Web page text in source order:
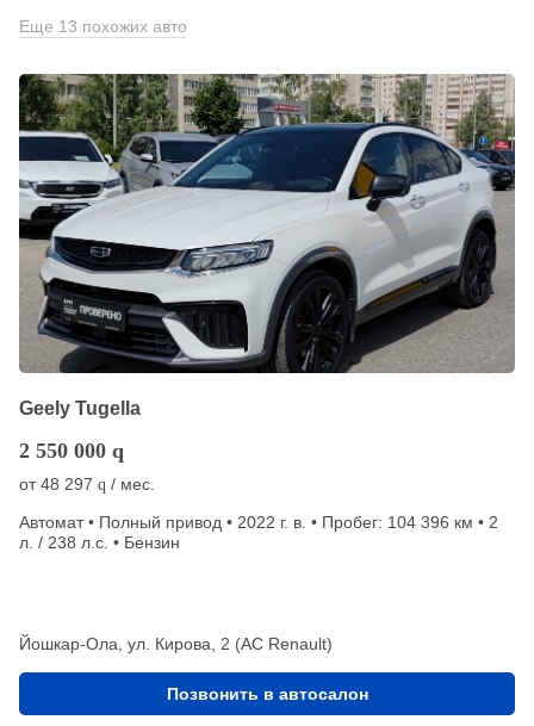
Еще 13 похожих авто
Geely Tugella
2 550 000 q
от48 297 q / мес.
Автомат • Полный привод • 2022 г. в. • Пробег: 104 396 км • 2
л. / 238 л.с. • Бензин
Йошкар-Ола, ул. Кирова, 2 (АС Renault)
Позвонить в автосалон